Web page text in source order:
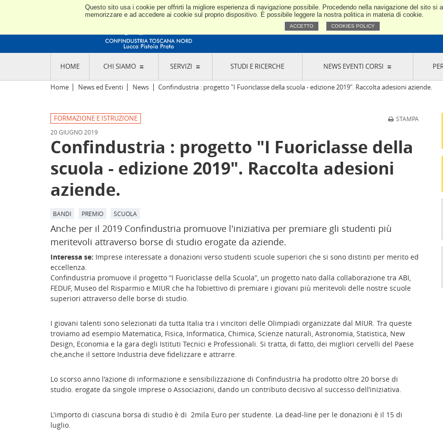
Questo sito usa i cookie per offrirti la migliore esperienza di navigazione possibile. Procedendo nella navigazione del sito si
memorizzare e ad accedere ai cookie sul proprio dispositivo. È possibile leggere la nostra politica in materia di cookie.
ACCETTO COOKIES POLICY
Confindustria Toscana Nord
HOME CHI SIAMO
L'ASSOCIAZIONE
CODICE ETICO E DEI VALORI ASSOCIATIVI
TRASPARENZA CONTRIBUTI PUBBLICI
RAPPRESENTANZA
L'INDUSTRIA E IL TERRITORIO DI LUCCA,
PISTOIA E PRATO
SEDI E CONTATTI
ABOUT US
GOVERNANCE
DESIGNAZIONE
ORGANI DI CONTROLLO
COMITATO PICCOLA
INDUSTRIA
LA NOSTRA RETE
RAPPRESENTANZE IN ENTI ESTERNI
GRUPPI DI ACQUISTO
SERVIZI
RISERVATI AI SOCI ONLINE LE SOCIETÀ
STUDI E RICERCHE NEWS EVENTI CORSI
NEWS EVENTI CORSI
Home News ed Eventi News Confindustria : progetto "I Fuoriclasse della scuola - edizione 2019". Raccolta adesioni aziende.
STAMPA
FORMAZIONE E ISTRUZIONE
20 GIUGNO 2019
Confindustria : progetto "I Fuoriclasse della
scuola - edizione 2019". Raccolta adesioni
aziende.
BANDI PREMIO SCUOLA
Anche per il 2019 Confindustria promuove l'iniziativa per premiare gli studenti più
meritevoli attraverso borse di studio erogate da aziende.
Interessa se: Imprese interessate a donazioni verso studenti scuole superiori che si sono distinti per merito ed
eccellenza.
Confindustria promuove il progetto “I Fuoriclasse della Scuola”, un progetto nato dalla collaborazione tra ABI,
FEDUF, Museo del Risparmio e MIUR che ha l’obiettivo di premiare i giovani più meritevoli delle nostre scuole
superiori attraverso delle borse di studio.
I giovani talenti sono selezionati da tutta Italia tra i vincitori delle Olimpiadi organizzate dal MIUR. Tra queste
troviamo ad esempio Matematica, Fisica, Informatica, Chimica, Scienze naturali, Astronomia, Statistica, New
Design, Economia e la gara degli Istituti Tecnici e Professionali. Si tratta, di fatto, dei migliori cervelli del Paese
che,anche il settore Industria deve fidelizzare e attrarre.
Lo scorso anno l'azione di informazione e sensibilizzazione di Confindustria ha prodotto oltre 20 borse di
studio. erogate da singole imprese o Associazioni, dando un contributo decisivo al successo dell’iniziativa.
L'importo di ciascuna borsa di studio è di 2mila Euro per studente. La dead-line per le donazioni è il 15 di
luglio.